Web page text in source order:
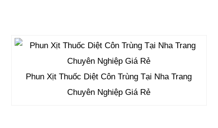
Phun Xịt Thuốc Diệt Côn Trùng Tại Nha Trang
Chuyên Nghiệp Giá Rẻ